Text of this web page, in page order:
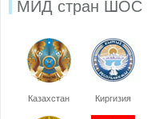
МИД стран ШОС
Казахстан Киргизия